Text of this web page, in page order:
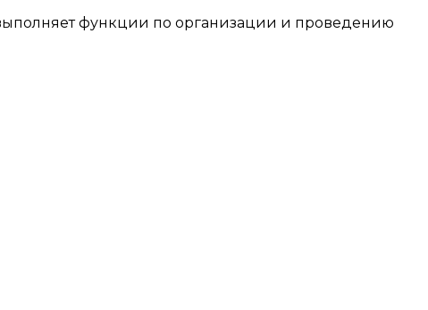
функции по организации и проведению